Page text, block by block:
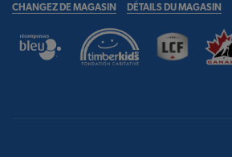
CHANGEZ DE MAGASIN DÉTAILS DU MAGASIN